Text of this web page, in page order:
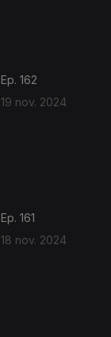
Ep. 162
19 nov. 2024
Ep. 161
18 nov. 2024